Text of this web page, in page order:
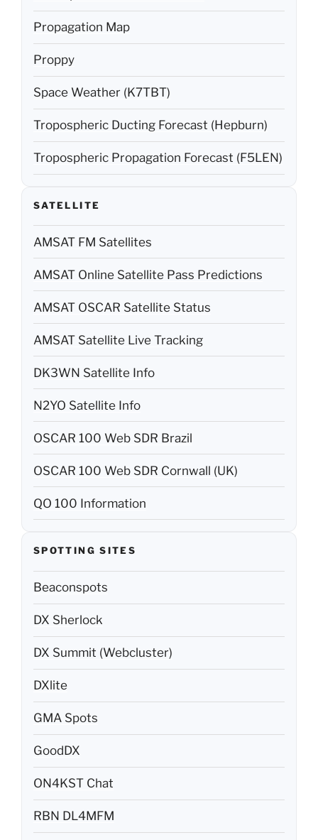
Propagation Map
Proppy
Space Weather (K7TBT)
Tropospheric Ducting Forecast (Hepburn)
Tropospheric Propagation Forecast (F5LEN)
SATELLITE
AMSAT FM Satellites
AMSAT Online Satellite Pass Predictions
AMSAT OSCAR Satellite Status
AMSAT Satellite Live Tracking
DK3WN Satellite Info
N2YO Satellite Info
OSCAR 100 Web SDR Brazil
OSCAR 100 Web SDR Cornwall (UK)
QO 100 Information
SPOTTING SITES
Beaconspots
DX Sherlock
DX Summit (Webcluster)
DXlite
GMA Spots
GoodDX
ON4KST Chat
RBN DL4MFM